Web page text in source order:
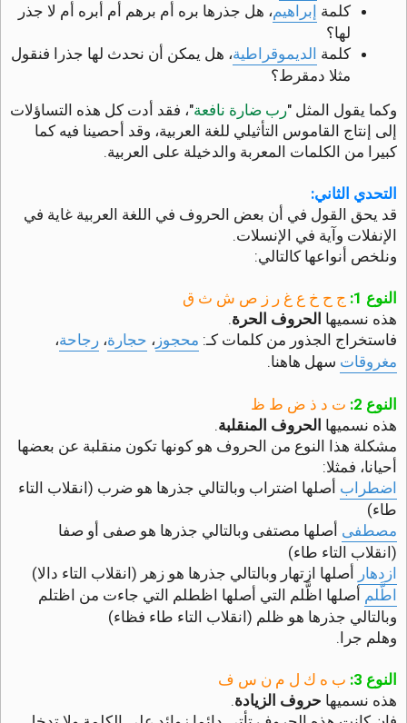
كلمة إبراهيم، هل جذرها بره أم برهم أم أبره أم لا جذر
لها؟
كلمة الديموقراطية، هل يمكن أن نحدث لها جذرا فنقول
مثلا دمقرط؟
وكما يقول المثل "رب ضارة نافعة"، فقد أدت كل هذه التساؤلات
إلى إنتاج القاموس التأثيلي للغة العربية، وقد أحصينا فيه كما
كبيرا من الكلمات المعربة والدخيلة على العربية.
التحدي الثاني:
قد يحق القول في أن بعض الحروف في اللغة العربية غاية في
الإنفلات وآية في الإنسلات.
ونلخص أنواعها كالتالي:
النوع 1:
ج ح خ ع غ ر ز ص ش ث ق
هذه نسميها الحروف الحرة.
فاستخراج الجذور من كلمات كـ: محجوز ، حجارة، رجاحة،
مغروقات سهل هاهنا.
النوع 2:
ت د ذ ض ط ظ
هذه نسميها الحروف المنقلبة.
مشكلة هذا النوع من الحروف هو كونها تكون منقلبة عن بعضها
أحيانا، فمثلا:
اضطراب أصلها اضتراب وبالتالي جذرها هو ضرب (انقلاب التاء
طاء)
مصطفى أصلها مصتفى وبالتالي جذرها هو صفى أو صفا
(انقلاب التاء طاء)
ازدهار أصلها ازتهار وبالتالي جذرها هو زهر (انقلاب التاء دالا)
اطَّلم أصلها اظَّلم التي أصلها اظطلم التي جاءت من اظتلم
وبالتالي جذرها هو ظلم (انقلاب التاء طاء فظاء)
وهلم جرا.
النوع 3:
ب ه ك ل م ن س ف
هذه نسميها حروف الزيادة.